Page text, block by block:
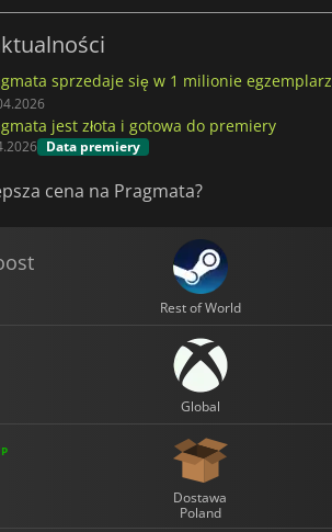
sprzedaje się w 1 milionie
jest złota i gotowa do premiery
Data premiery
cena na Pragmata?
Rest of World
Global
Dostawa
Poland